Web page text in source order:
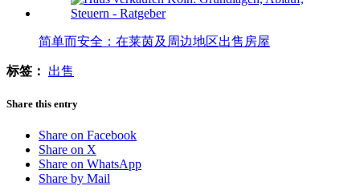
简单而安全：在莱茵及周边地区出售房屋
标签： 出售
Share this entry
Share on Facebook
Share on X
Share on WhatsApp
Share by Mail